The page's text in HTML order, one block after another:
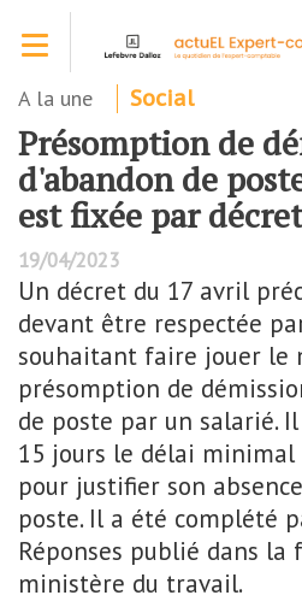
contenu
A la une Social
Présomption de
d'abandon de
est fixée par décret
19/04/2023
Un décret du 17 avril
devant être respectée
souhaitant faire jouer le
présomption de
de poste par un salarié.
15 jours le délai minimal
pour justifier son
poste. Il a été complété
Réponses publié dans la
ministère du travail.